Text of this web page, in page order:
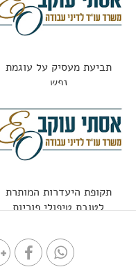
תביעת מעסיק על עוגמת
נפש
תקופת היעדרות המותרת
לטובת טיפולי פוריות